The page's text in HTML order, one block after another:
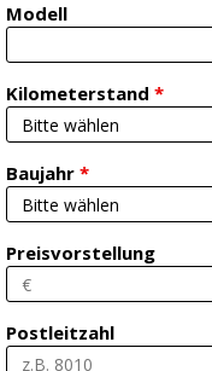
Modell
Kilometerstand *
Baujahr *
Preisvorstellung
Postleitzahl